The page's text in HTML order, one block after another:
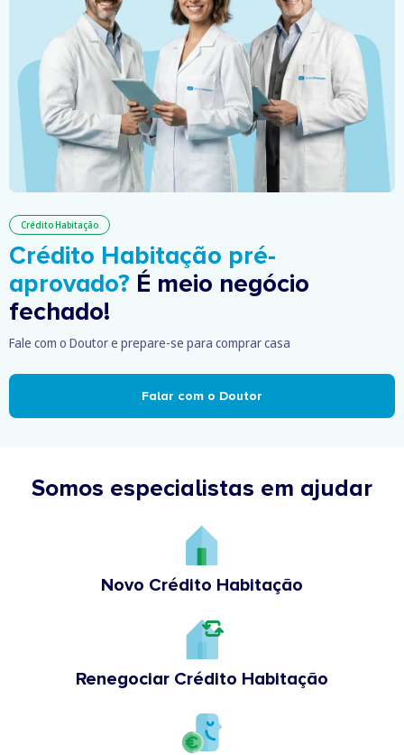
Crédito Habitação
Crédito Habitação pré-
aprovado? É meio negócio
fechado!
Fale com o Doutor e prepare-se para comprar casa
Falar com o Doutor
Somos especialistas em ajudar
Novo Crédito Habitação
Renegociar Crédito Habitação